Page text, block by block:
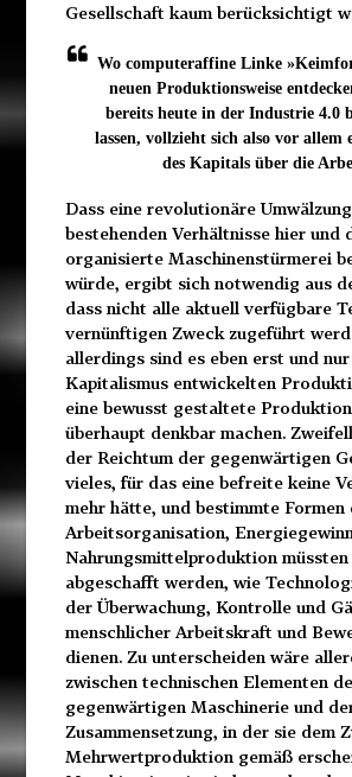
Gesellschaft kaum berücksichtigt
Wo computeraffine Linke
neuen Produktionsweise
bereits heute in der Industrie 4.0
lassen, vollzieht sich also vor allem
des Kapitals über die
Dass eine revolutionäre
bestehenden Verhältnisse hier und
organisierte Maschinenstürmerei
würde, ergibt sich notwendig aus
dass nicht alle aktuell verfügbare
vernünftigen Zweck zugeführt
allerdings sind es eben erst und
Kapitalismus entwickelten
eine bewusst gestaltete
überhaupt denkbar machen.
der Reichtum der gegenwärtigen
vieles, für das eine befreite keine
mehr hätte, und bestimmte Formen
Arbeitsorganisation,
Nahrungsmittelproduktion müssten
abgeschafft werden, wie
derÜberwachung, Kontrolle und
menschlicher Arbeitskraft und
dienen. Zu unterscheiden wäre
zwischen technischen Elementen
gegenwärtigen Maschinerie und
Zusammensetzung, in der sie dem
Mehrwertproduktion gemäß